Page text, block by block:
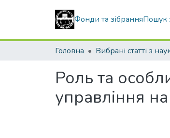
Фонди та зібранняПошук
Головна
Роль та
управління